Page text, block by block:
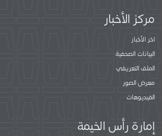
مركز الأخبار
اخر الأخبار
البيانات الصحفية
الملف التعريفي
معرض الصور
الفيديوهات
إمارة رأس الخيمة